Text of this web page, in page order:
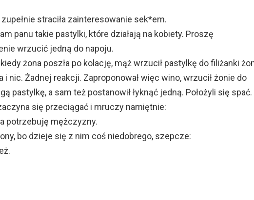
straciła zainteresowanie sek*em.
panu takie pastylki, które działają na kobiety. Proszę
wrzucić jedną do napoju.
żona poszła po kolację, mąż wrzucił pastylkę do filiżanki
i nic. Żadnej reakcji. Zaproponował więc wino, wrzucił żonie do
pastylkę, a sam też postanowił łyknąć jedną. Położyli się spać.
się przeciągać i mruczy namiętnie:
potrzebuję mężczyzny.
bo dzieje się z nim coś niedobrego, szepcze: